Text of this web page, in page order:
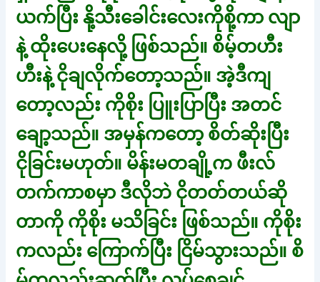
ယက်ပြီး နို့သီးခေါင်းလေးကိုစို့ကာ လျာ
နဲ့ ထိုးပေးနေလို့ ဖြစ်သည်။ စိမ့်တဟီး
ဟီးနဲ့ ငိုချလိုက်တော့သည်။ အဲ့ဒီကျ
တော့လည်း ကိုစိုး ပြူးပြာပြီး အတင်
ချော့သည်။ အမှန်ကတော့ စိတ်ဆိုးပြီး
ငိုခြင်းမဟုတ်။ မိန်းမတချို့က ဖီးလ်
တက်ကာစမှာ ဒီလိုဘဲ ငိုတတ်တယ်ဆို
တာကို ကိုစိုး မသ်ိခြင်း ဖြစ်သည်။ ကိုစိုး
ကလည်း ကြောက်ပြီး ငြိမ်သွားသည်။ စိ